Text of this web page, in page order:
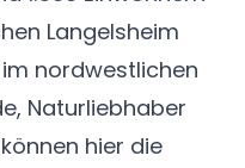
Langelsheim
nordwestlichen
Naturliebhaber
hier die